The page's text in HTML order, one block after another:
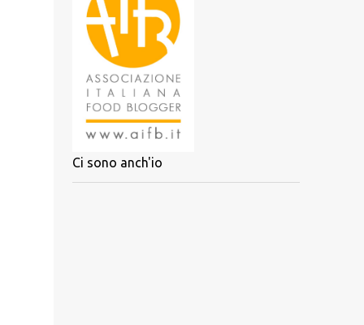
Ci sono anch'io